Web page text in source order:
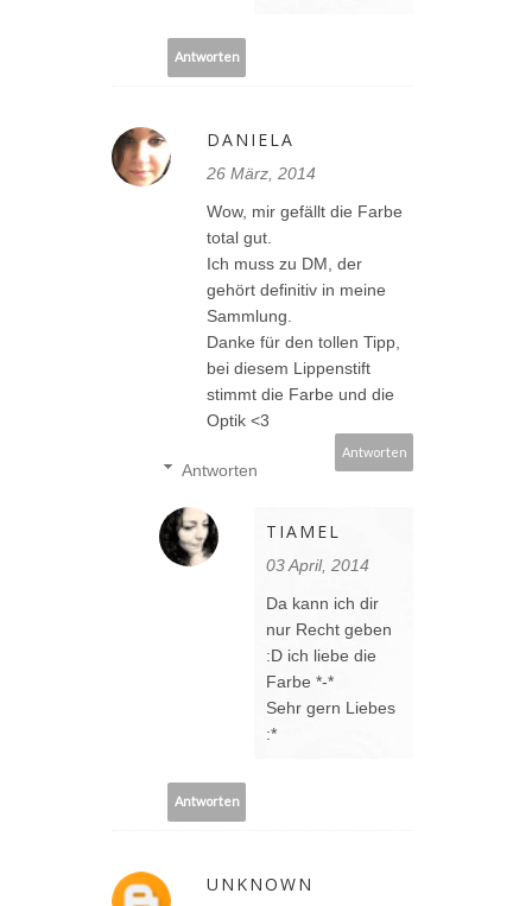
Antworten
DANIELA
26 März, 2014
Wow, mir gefällt die Farbe
total gut.
Ich muss zu DM, der
gehört definitiv in meine
Sammlung.
Danke für den tollen Tipp,
bei diesem Lippenstift
stimmt die Farbe und die
Optik <3
Antworten
Antworten
TIAMEL
03 April, 2014
Da kann ich dir
nur Recht geben
:D ich liebe die
Farbe *-*
Sehr gern Liebes
:*
Antworten
UNKNOWN